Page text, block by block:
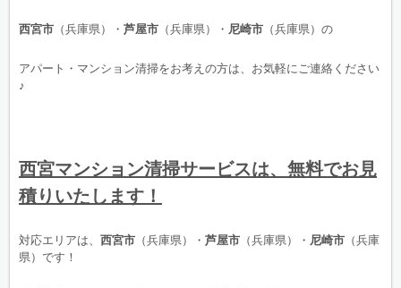
西宮市 （兵庫県）・ 芦屋市 （兵庫県）・ 尼崎市 （兵庫県）の
アパート・マンション清掃をお考えの方は、お気軽にご連絡ください
♪
西宮マンション清掃サービスは、無料でお見
積りいたします！
対応エリアは、 西宮市 （兵庫県）・ 芦屋市 （兵庫県）・ 尼崎市 （兵庫
県）です！